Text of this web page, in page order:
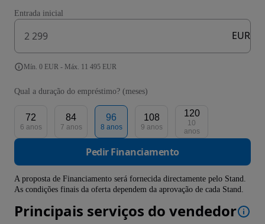
Entrada inicial
EUR
Mín. 0 EUR - Máx. 11 495 EUR
Qual a duração do empréstimo? (meses)
72
6 anos
84
7 anos
96
8 anos
108
9 anos
120
10
anos
Pedir Financiamento
A proposta de Financiamento será fornecida directamente pelo Stand.
As condições finais da oferta dependem da aprovação de cada Stand.
Principais serviços do vendedor